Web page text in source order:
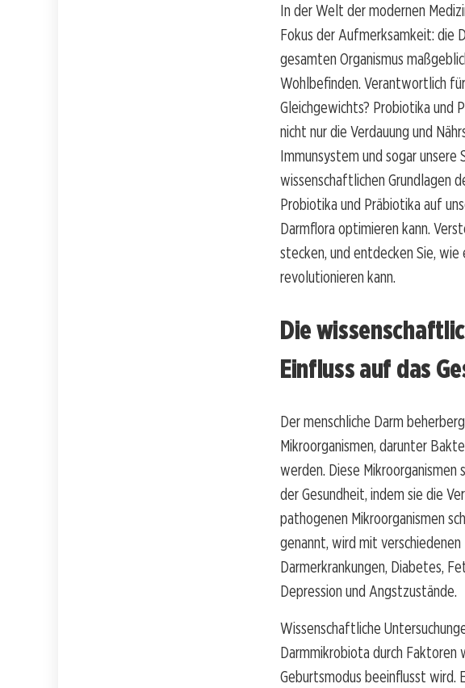
In der Welt der modernen
Fokus der Aufmerksamkeit: die
gesamten Organismus
Wohlbefinden. Verantwortlich
Gleichgewichts? Probiotika und
nicht nur die Verdauung und
Immunsystem und sogar
wissenschaftlichen Grundlagen
Probiotika und Präbiotika auf
Darmflora optimieren kann.
stecken, und entdecken Sie,
revolutionieren kann.
Die
Einfluss auf das
Der menschliche Darm
Mikroorganismen, darunter
werden. Diese
der Gesundheit, indem sie die
pathogenen Mikroorganismen
genannt, wird mit
Darmerkrankungen, Diabetes,
Depression und Angstzustände.
Wissenschaftliche
Darmmikrobiota durch Faktoren
Geburtsmodus beeinflusst wird.